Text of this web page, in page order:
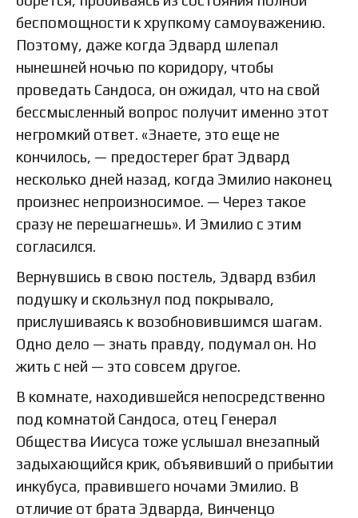
беспомощности к хрупкому самоуважению.
Поэтому, даже когда Эдвард шлепал
нынешней ночью по коридору, чтобы
проведать Сандоса, он ожидал, что на свой
бессмысленный вопрос получит именно этот
негромкий ответ. «Знаете, это еще не
кончилось, — предостерег брат Эдвард
несколько дней назад, когда Эмилио наконец
произнес непроизносимое. — Через такое
сразу не перешагнешь». И Эмилио с этим
согласился.
Вернувшись в свою постель, Эдвард взбил
подушку и скользнул под покрывало,
прислушиваясь к возобновившимся шагам.
Одно дело — знать правду, подумал он. Но
жить с ней — это совсем другое.
В комнате, находившейся непосредственно
под комнатой Сандоса, отец Генерал
Общества Иисуса тоже услышал внезапный
задыхающийся крик, объявивший о прибытии
инкубуса, правившего ночами Эмилио. В
отличие от брата Эдварда, Винченцо